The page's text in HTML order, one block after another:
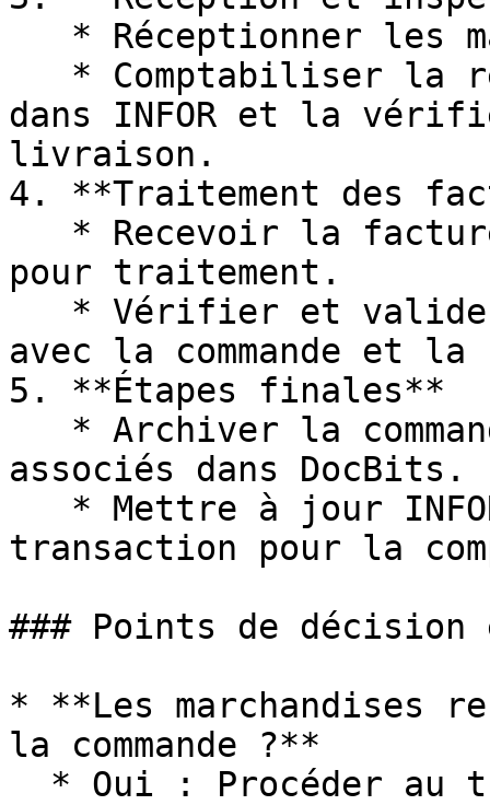
dans INFOR et la
livraison.
4. **Traitement des
pour traitement.
avec la commande et
5. **Étapes finales**
associés dans DocBits.
transaction pour la
### Points de
* **Les marchandises
la commande ?**